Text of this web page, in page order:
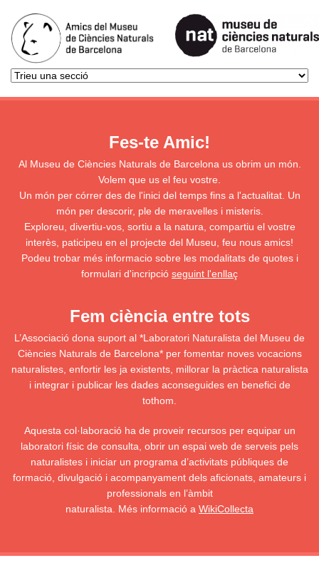
Fes-te Amic!
Al Museu de Ciències Naturals de Barcelona us obrim un món.
Volem que us el feu vostre.
Un món per córrer des de l'inici del temps fins a l'actualitat. Un
món per descorir, ple de meravelles i misteris.
Exploreu, divertiu-vos, sortiu a la natura, compartiu el vostre
interès, paticipeu en el projecte del Museu, feu nous amics!
Podeu trobar més informacio sobre les modalitats de quotes i
formulari d'incripció seguint l'enllaç
Fem ciència entre tots
L’Associació dona suport al *Laboratori Naturalista del Museu de
Ciències Naturals de Barcelona* per fomentar noves vocacions
naturalistes, enfortir les ja existents, millorar la pràctica naturalista
i integrar i publicar les dades aconseguides en benefici de
tothom.
Aquesta col·laboració ha de proveir recursos per equipar un
laboratori físic de consulta, obrir un espai web de serveis pels
naturalistes i iniciar un programa d’activitats públiques de
formació, divulgació i acompanyament dels aficionats, amateurs i
professionals en l’àmbit
naturalista. Més informació a WikiCollecta